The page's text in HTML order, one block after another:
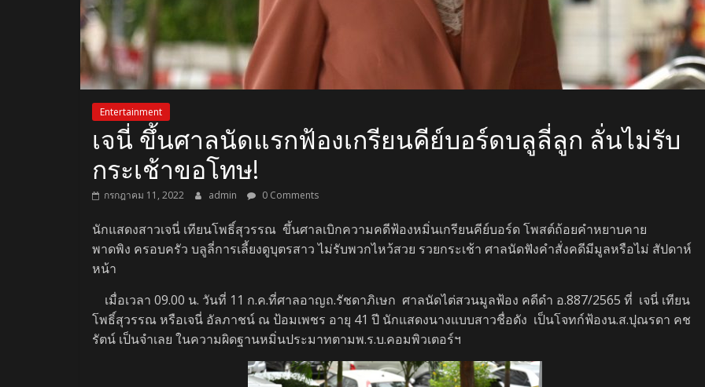
Entertainment
เจนี่ ขึ้นศาลนัดแรกฟ้องเกรียนคีย์บอร์ดบลูลี่ลูก ลั่นไม่รับ
กระเช้าขอโทษ!
กรกฎาคม 11, 2022 admin 0 Comments
นักแสดงสาวเจนี่ เทียนโพธิ์สุวรรณ ขึ้นศาลเบิกความคดีฟ้องหมิ่นเกรียนคีย์บอร์ด โพสต์ถ้อยคำหยาบคาย
พาดพิง ครอบครัว บลูลี่การเลี้ยงดูบุตรสาว ไม่รับพวกไหว้สวย รวยกระเช้า ศาลนัดฟังคำสั่งคดีมีมูลหรือไม่ สัปดาห์
หน้า
เมื่อเวลา 09.00 น. วันที่ 11 ก.ค.ที่ศาลอาญถ.รัชดาภิเษก ศาลนัดไต่สวนมูลฟ้อง คดีดำ อ.887/2565 ที่ เจนี่ เทียน
โพธิ์สุวรรณ หรือเจนี่ อัลภาชน์ ณ ป้อมเพชร อายุ 41 ปี นักแสดงนางแบบสาวชื่อดัง เป็นโจทก์ฟ้องน.ส.ปุณรดา คช
รัตน์ เป็นจำเลย ในความผิดฐานหมิ่นประมาทตามพ.ร.บ.คอมพิวเตอร์ฯ